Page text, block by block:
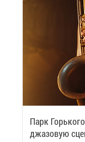
Парк
джа­зо­вую